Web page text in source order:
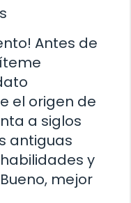
Antes de
el origen de
a siglos
antiguas
y
mejor